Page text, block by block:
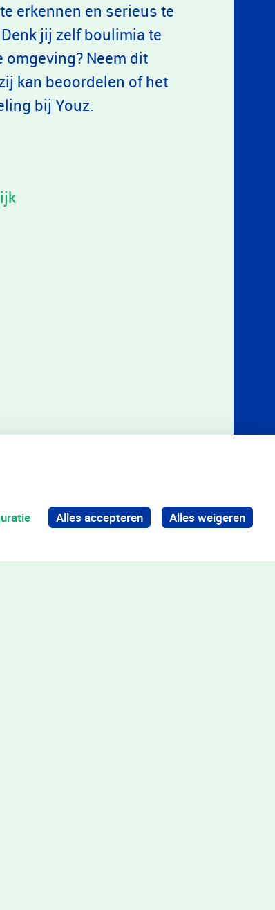
erkennen en serieus te
jij zelf boulimia te
Neem dit
kan beoordelen of het
bij Youz.
Alles accepteren Alles weigeren